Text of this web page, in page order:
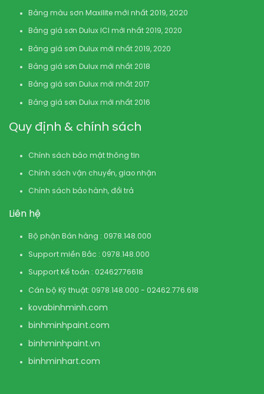
Bảng màu sơn Maxilite mới nhất 2019, 2020
Bảng giá sơn Dulux ICI mới nhất 2019, 2020
Bảng giá sơn Dulux mới nhất 2019, 2020
Bảng giá sơn Dulux mới nhất 2018
Bảng giá sơn Dulux mới nhất 2017
Bảng giá sơn Dulux mới nhất 2016
Quy định & chính sách
Chính sách bảo mật thông tin
Chính sách vận chuyển, giao nhận
Chính sách bảo hành, đổi trả
Liên hệ
Bộ phận Bán hàng : 0978.148.000
Support miền Bắc : 0978.148.000
Support Kế toán : 02462776618
Cán bộ Kỹ thuật: 0978.148.000 - 02462.776.618
kovabinhminh.com
binhminhpaint.com
binhminhpaint.vn
binhminhart.com